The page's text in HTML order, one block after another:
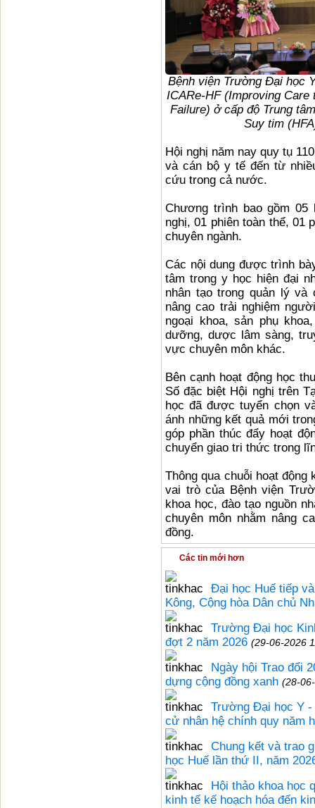
Bệnh viện Trường Đại học
ICARe-HF (Improving Care
Failure) ở cấp độ Trung
Suy tim
Hội nghị năm nay quy tụ
và cán bộ y tế đến từ
cứu trong cả nước.
Chương trình bao gồm
nghị, 01 phiên toàn thể, 01
chuyên ngành.
Các nội dung được trình
tâm trong y học hiện đại
nhân tạo trong quản lý
nâng cao trải nghiệm
ngoại khoa, sản phụ
dưỡng, dược lâm sàng,
vực chuyên môn khác.
Bên cạnh hoạt động học
Số đặc biệt Hội nghị trên
học đã được tuyển chọn
ánh những kết quả mới
góp phần thúc đẩy hoạt
chuyển giao tri thức trong
Thông qua chuỗi hoạt động
vai trò của Bệnh viện
khoa học, đào tạo nguồn
chuyên môn nhằm nâng
đồng.
Các tin mới hơn
Đại học Huế tiếp
Kông, Cộng hòa Dân chủ
Trường Đại học
đợt 2 năm 2026 (29-06-2026
Ngày hội Trao đổi
dựng cộng đồng xanh (28-
Trường Đại học Y
cử nhân hệ chính quy năm
Chung kết và trao
học Huế lần thứ II, năm
Hội thảo khoa học
kinh tế kế hoạch hóa đến